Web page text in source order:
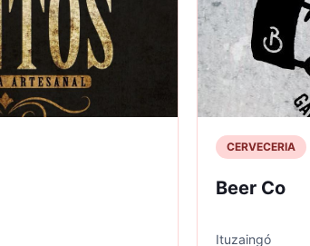
CERVECERIA
Beer Co
Ituzaingó